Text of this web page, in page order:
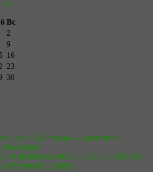
Вс
2
9
16
23
30
уже?». Мостовой — о рейтинге
на возвращение российских
арену